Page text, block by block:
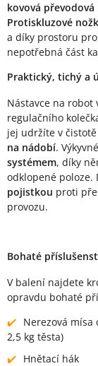
kovová převodová
Protiskluzové
a díky prostoru
nepotřebná část
Praktický, tichý a
Nástavce na
regulačního
jej udržíte v
na nádobí.
systémem, díky
odklopené poloze.
pojistkou proti
provozu.
Bohaté
V balení najdete
opravdu bohaté
Nerezová
2,5 kg těsta)
Hnětací hák